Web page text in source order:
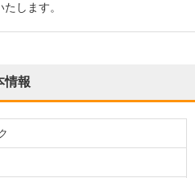
します。
情報